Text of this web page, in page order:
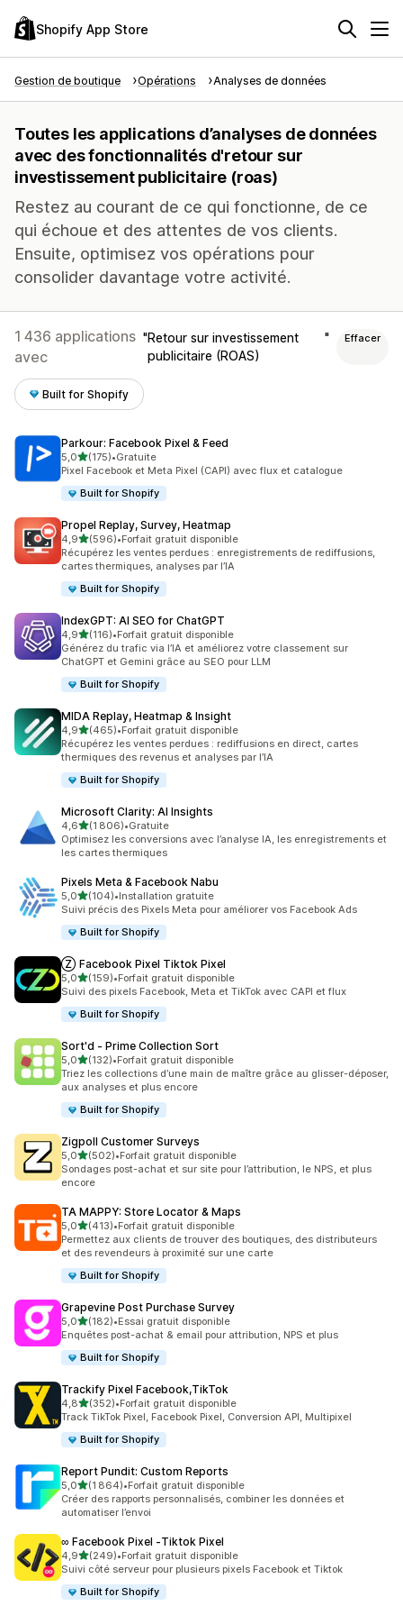
Shopify App Store
Gestion de boutique Opérations Analyses de données
Toutes les applications d’analyses de données
avec des fonctionnalités d'retour sur
investissement publicitaire (roas)
Restez au courant de ce qui fonctionne, de ce
qui échoue et des attentes de vos clients.
Ensuite, optimisez vos opérations pour
consolider davantage votre activité.
1 436 applications
avec
Retour sur investissement
publicitaire (ROAS)
Effacer
Built for Shopify
Parkour: Facebook Pixel & Feed
5,0étoile(s) sur 5
(175)
175 avis au total
•Gratuite
Pixel Facebook et Meta Pixel (CAPI) avec flux et catalogue
Built for Shopify
Propel Replay, Survey, Heatmap
4,9étoile(s) sur 5
(596)
596 avis au total
•Forfait gratuit disponible
Récupérez les ventes perdues : enregistrements de rediffusions,
cartes thermiques, analyses par l’IA
Built for Shopify
IndexGPT: AI SEO for ChatGPT
4,9étoile(s) sur 5
(116)
116 avis au total
•Forfait gratuit disponible
Générez du trafic via l’IA et améliorez votre classement sur
ChatGPT et Gemini grâce au SEO pour LLM
Built for Shopify
MIDA Replay, Heatmap & Insight
4,9étoile(s) sur 5
(465)
465 avis au total
•Forfait gratuit disponible
Récupérez les ventes perdues : rediffusions en direct, cartes
thermiques des revenus et analyses par l’IA
Built for Shopify
Microsoft Clarity: AI Insights
4,6étoile(s) sur 5
(1 806)
1806 avis au total
•Gratuite
Optimisez les conversions avec l’analyse IA, les enregistrements et
les cartes thermiques
Pixels Meta & Facebook Nabu
5,0étoile(s) sur 5
(104)
104 avis au total
•Installation gratuite
Suivi précis des Pixels Meta pour améliorer vos Facebook Ads
Built for Shopify
Ⓩ Facebook Pixel Tiktok Pixel
5,0étoile(s) sur 5
(159)
159 avis au total
•Forfait gratuit disponible
Suivi des pixels Facebook, Meta et TikTok avec CAPI et flux
Built for Shopify
Sort'd ‑ Prime Collection Sort
5,0étoile(s) sur 5
(132)
132 avis au total
•Forfait gratuit disponible
Triez les collections d’une main de maître grâce au glisser-déposer,
aux analyses et plus encore
Built for Shopify
Zigpoll Customer Surveys
5,0étoile(s) sur 5
(502)
502 avis au total
•Forfait gratuit disponible
Sondages post-achat et sur site pour l’attribution, le NPS, et plus
encore
TA MAPPY: Store Locator & Maps
5,0étoile(s) sur 5
(413)
413 avis au total
•Forfait gratuit disponible
Permettez aux clients de trouver des boutiques, des distributeurs
et des revendeurs à proximité sur une carte
Built for Shopify
Grapevine Post Purchase Survey
5,0étoile(s) sur 5
(182)
182 avis au total
•Essai gratuit disponible
Enquêtes post-achat & email pour attribution, NPS et plus
Built for Shopify
Trackify Pixel Facebook,TikTok
4,8étoile(s) sur 5
(352)
352 avis au total
•Forfait gratuit disponible
Track TikTok Pixel, Facebook Pixel, Conversion API, Multipixel
Built for Shopify
Report Pundit: Custom Reports
5,0étoile(s) sur 5
(1 864)
1864 avis au total
•Forfait gratuit disponible
Créer des rapports personnalisés, combiner les données et
automatiser l’envoi
∞ Facebook Pixel ‑Tiktok Pixel
4,9étoile(s) sur 5
(249)
249 avis au total
•Forfait gratuit disponible
Suivi côté serveur pour plusieurs pixels Facebook et Tiktok
Built for Shopify